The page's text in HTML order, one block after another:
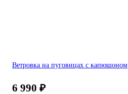
Ветровка на пуговицах с капюшоном
6 990 ₽